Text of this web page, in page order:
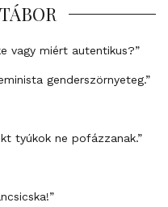
vagy miért autentikus?”
genderszörnyeteg.”
tyúkok ne pofázzanak.”